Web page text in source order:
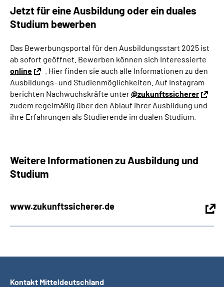
Jetzt für eine Ausbildung oder ein duales
Studium bewerben
Das Bewerbungsportal für den Ausbildungsstart 2025 ist
ab sofort geöffnet. Bewerben können sich Interessierte
online
. Hier finden sie auch alle Informationen zu den
Ausbildungs- und Studienmöglichkeiten. Auf Instagram
berichten Nachwuchskräfte unter@zukunftssicherer
zudem regelmäßig über den Ablauf ihrer Ausbildung und
ihre Erfahrungen als Studierende im dualen Studium.
Weitere Informationen zu Ausbildung und
Studium
www.zukunftssicherer.de
Kontakt Mitteldeutschland